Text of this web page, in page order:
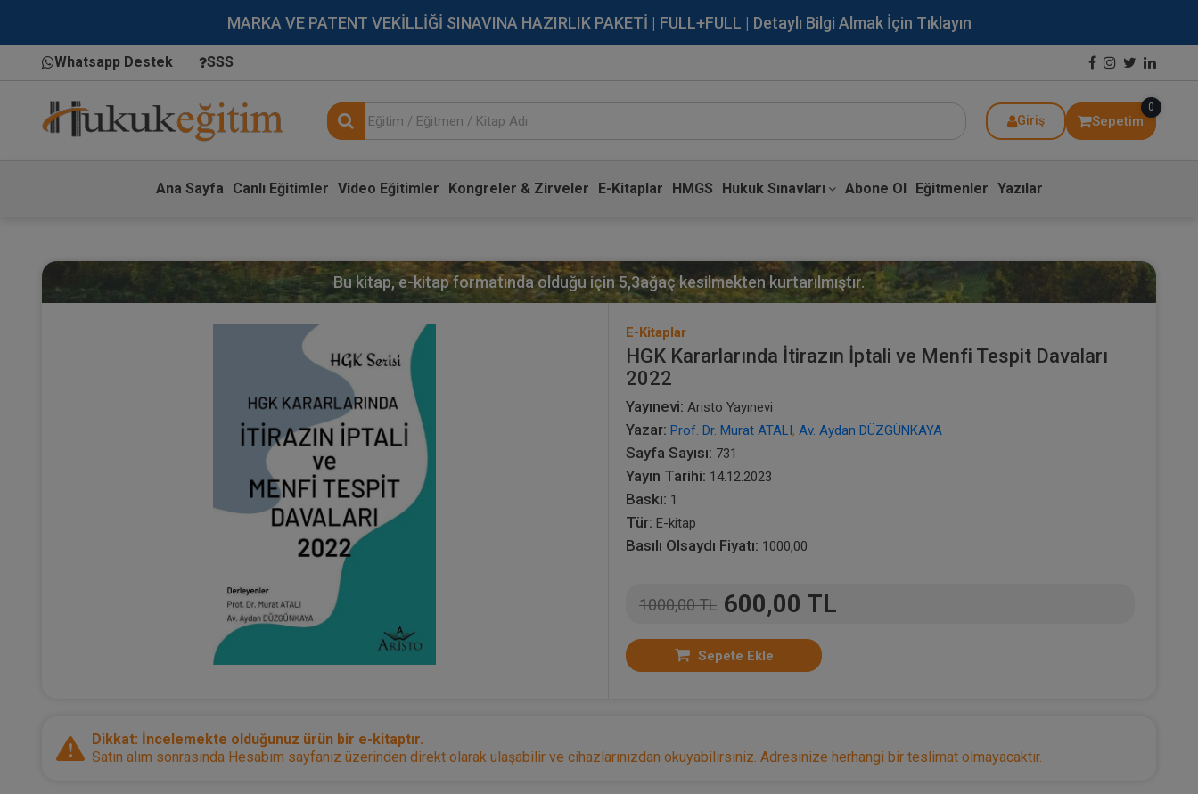
MARKA VE PATENT VEKİLLİĞİ SINAVINA HAZIRLIK PAKETİ | FULL+FULL | Detaylı Bilgi Almak İçin Tıklayın
Whatsapp Destek SSS
Giriş Sepetim
0
Ana Sayfa Canlı Eğitimler Video Eğitimler Kongreler & Zirveler E-Kitaplar HMGS Hukuk Sınavları Abone Ol Eğitmenler Yazılar
Bu kitap, e-kitap formatında olduğu için 5,3ağaç kesilmekten kurtarılmıştır.
E-Kitaplar
HGK Kararlarında İtirazın İptali ve Menfi Tespit Davaları
2022
Yayınevi: Aristo Yayınevi
Yazar: Prof. Dr. Murat ATALI, Av. Aydan DÜZGÜNKAYA
Sayfa Sayısı: 731
Yayın Tarihi: 14.12.2023
Baskı: 1
Tür: E-kitap
Basılı Olsaydı Fiyatı: 1000,00
1000,00 TL 600,00 TL
Sepete Ekle
Dikkat: İncelemekte olduğunuz ürün bir e-kitaptır.
Satın alım sonrasında Hesabım sayfanız üzerinden direkt olarak ulaşabilir ve cihazlarınızdan okuyabilirsiniz. Adresinize herhangi bir teslimat olmayacaktır.